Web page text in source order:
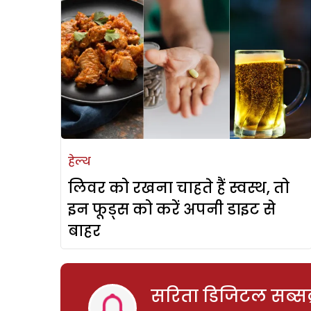
हेल्थ
लिवर को रखना चाहते हैं स्वस्थ, तो
इन फूड्स को करें अपनी डाइट से
बाहर
सरिता डिजिटल